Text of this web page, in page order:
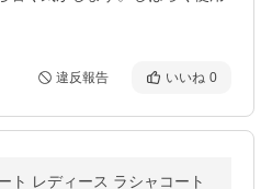
違反報告 いいね 0
ト レディース ラシャコート